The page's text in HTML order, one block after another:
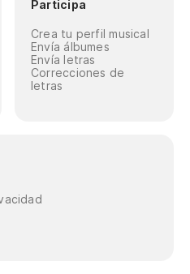
Participa
Crea tu perfil musical
Envía álbumes
Envía letras
Correcciones de
letras